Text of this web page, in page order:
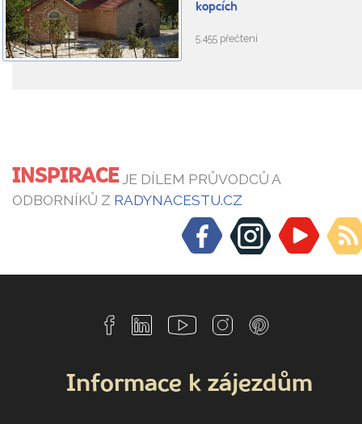
kopcích
5.455 přečtení
INSPIRACEJE DÍLEM PRŮVODCŮ A
ODBORNÍKŮ Z RADYNACESTU.CZ
Informace k zájezdům